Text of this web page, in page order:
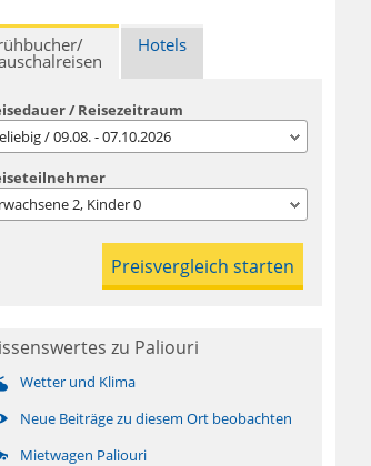
Hotels
/ Reisezeitraum
/ 09.08. - 07.10.2026
2, Kinder0
zu Paliouri
Wetter und Klima
Neue Beiträge zu diesem Ort beobachten
Mietwagen Paliouri